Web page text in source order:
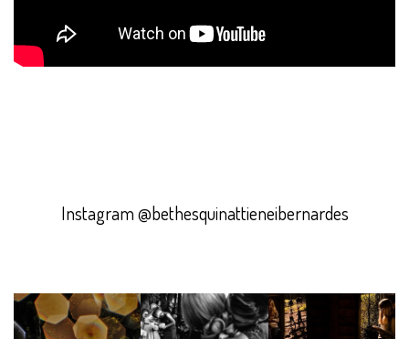
Instagram @bethesquinattieneibernardes